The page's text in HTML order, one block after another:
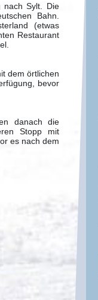
nach Sylt. Die
Bahn.
(etwas
Restaurant
dem örtlichen
bevor
danach die
Stopp mit
es nach dem